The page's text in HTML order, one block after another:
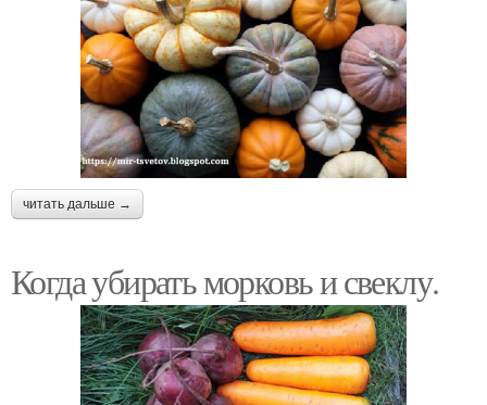
читать дальше →
Когда убирать морковь и свеклу.